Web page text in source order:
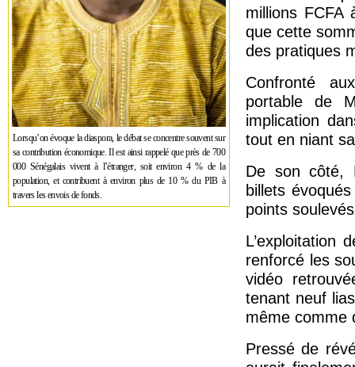
Lorsqu’on évoque la diaspora, le débat se concentre souvent sur
sa contribution économique. Il est ainsi rappelé que près de 700
000 Sénégalais vivent à l’étranger, soit environ 4 % de la
population, et contribuent à environ plus de 10 % du PIB à
travers les envois de fonds.
millions
que cette
des pratiques
Confronté
portable de
implication
tout en niant
De son côté,
billets
points
L’exploitation
renforcé les
vidéo
tenant neuf
même comme
Pressé de